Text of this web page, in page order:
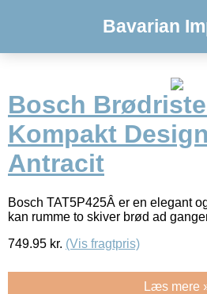
Bavarian
Bosch
Kompakt
Antracit
Bosch TAT5P425Â er en elegant
kan rumme to skiver brød ad
749.95 kr. (Vis fragtpris)
Læs mere